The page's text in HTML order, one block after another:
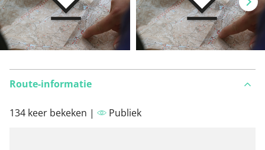
Route-informatie
134 keer bekeken | Publiek